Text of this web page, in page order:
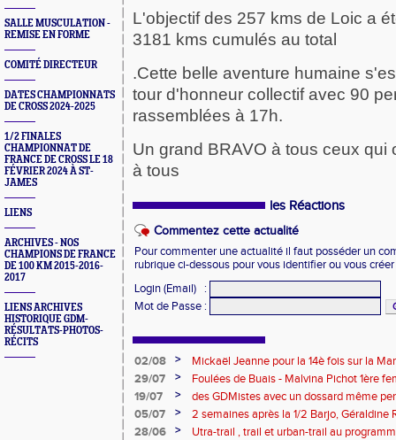
SALLE MUSCULATION -
REMISE EN FORME
COMITÉ DIRECTEUR
DATES CHAMPIONNATS
DE CROSS 2024-2025
1/2 FINALES
CHAMPIONNAT DE
FRANCE DE CROSS LE 18
FÉVRIER 2024 À ST-
JAMES
LIENS
ARCHIVES - NOS
CHAMPIONS DE FRANCE
DE 100 KM 2015-2016-
2017
LIENS ARCHIVES
HISTORIQUE GDM-
RÉSULTATS-PHOTOS-
RÉCITS
L'objectif des 257 kms de Loic a
3181 kms cumulés au total
.Cette belle aventure humaine
tour d'honneur collectif avec 90
rassemblées à 17h.
Un grand BRAVO à tous ceux qui
à tous
les Réactions
Commentez cette actualité
Pour commenter une actualité il faut posséder un
rubrique ci-dessous pour vous identifier ou vous
Login (Email)
:
Mot de Passe :
02/08 >
Mickaël Jeanne pour la 14è fois sur la
Eaux
29/07 >
Foulées de Buais - Malvina Pichot 1ère
19/07
>
des GDMistes avec un dossard même
05/07
>
2 semaines après la 1/2 Barjo, Géraldine
marche du podium du Trail de l'Ange
28/06 >
Utra-trail , trail et urban-trail au